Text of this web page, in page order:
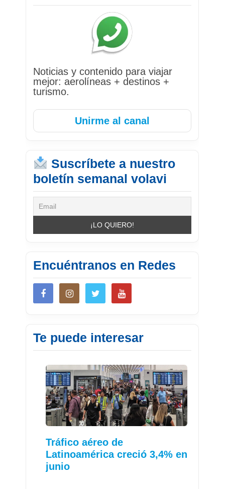
Noticias y contenido para viajar
mejor: aerolíneas + destinos +
turismo.
Unirme al canal
Suscríbete a nuestro
boletín semanal volavi
Encuéntranos en Redes
Te puede interesar
Tráfico aéreo de
Latinoamérica creció 3,4% en
junio